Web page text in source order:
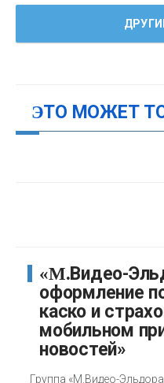
ЭТО МОЖЕТ
«М.Видео-Эльдорадо» начало
оформление
каско и
мобильном
новостей»
Группа «М.Видео-